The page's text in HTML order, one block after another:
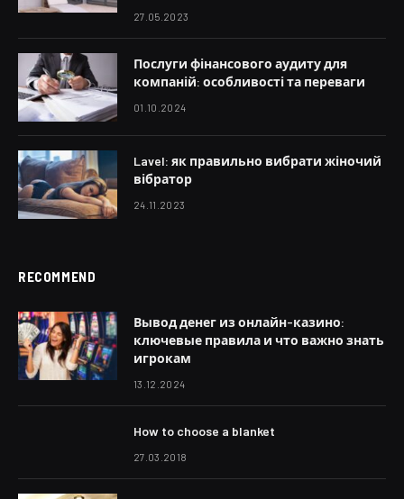
27.05.2023
Послуги фінансового аудиту для
компаній: особливості та переваги
01.10.2024
Lavel: як правильно вибрати жіночий
вібратор
24.11.2023
RECOMMEND
Вывод денег из онлайн-казино:
ключевые правила и что важно знать
игрокам
13.12.2024
How to choose a blanket
27.03.2018